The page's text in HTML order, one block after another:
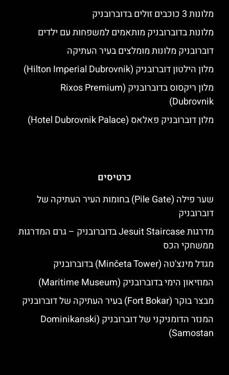
מלונות 3 כוכבים זולים בדוברובניק
מלונות בדוברובניק מותאמים למשפחות עם ילדים
דוברובניק מלונות מומלצים בעיר העתיקה
מלון הילטון דוברובניק (Hilton Imperial Dubrovnik)
מלון ריקסוס בדוברובניק (Rixos Premium
Dubrovnik)
מלון דוברובניק פאלאס (Hotel Dubrovnik Palace)
כרטיסים
שער פילה (Pile Gate) בחומות העיר העתיקה של
דוברובניק
מדרגות Jesuit Staircase בדוברובניק – גרם המדרגות
ממשחקי הכס
מגדל מינצ'טה (Minčeta Tower) בדוברובניק
המוזיאון הימי בדוברובניק (Maritime Museum)
מבצר בוקר (Fort Bokar) בעיר העתיקה של דוברובניק
המנזר הדומניקני של דוברובניק (Dominikanski
Samostan)